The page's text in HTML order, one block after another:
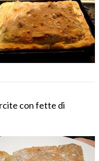
con fette di